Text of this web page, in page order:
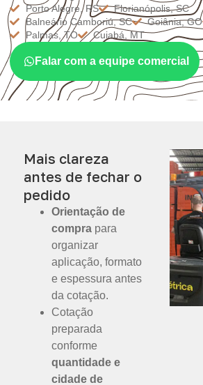
Porto Alegre, RS
Florianópolis, SC
Balneário Camboriú, SC
Goiânia, GO
Palmas, TO
Cuiabá, MT
Falar com a equipe comercial
Mais clareza
antes de fechar o
pedido
Orientação de
compra para
organizar
aplicação, formato
e espessura antes
da cotação.
Cotação
preparada
conforme
quantidade e
cidade de